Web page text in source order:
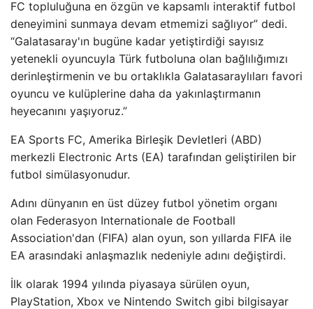
FC topluluğuna en özgün ve kapsamlı interaktif futbol
deneyimini sunmaya devam etmemizi sağlıyor” dedi.
“Galatasaray'ın bugüne kadar yetiştirdiği sayısız
yetenekli oyuncuyla Türk futboluna olan bağlılığımızı
derinleştirmenin ve bu ortaklıkla Galatasaraylıları favori
oyuncu ve kulüplerine daha da yakınlaştırmanın
heyecanını yaşıyoruz.”
EA Sports FC, Amerika Birleşik Devletleri (ABD)
merkezli Electronic Arts (EA) tarafından geliştirilen bir
futbol simülasyonudur.
Adını dünyanın en üst düzey futbol yönetim organı
olan Federasyon Internationale de Football
Association'dan (FIFA) alan oyun, son yıllarda FIFA ile
EA arasındaki anlaşmazlık nedeniyle adını değiştirdi.
İlk olarak 1994 yılında piyasaya sürülen oyun,
PlayStation, Xbox ve Nintendo Switch gibi bilgisayar